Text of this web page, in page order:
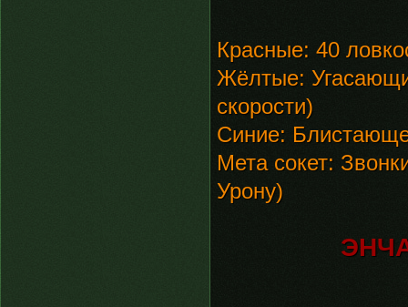
Красные: 40
Жёлтые:
скорости)
Синие:
Мета сокет:
Урону)